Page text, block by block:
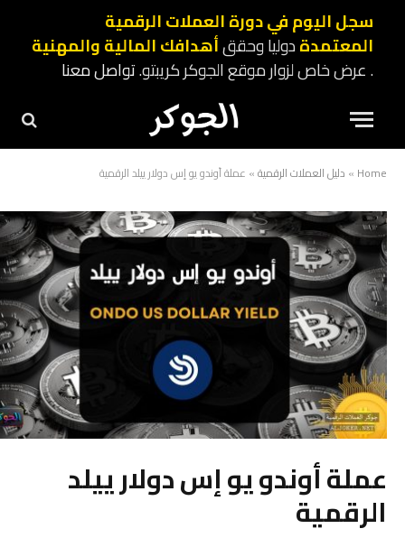
سجل اليوم في دورة العملات الرقمية
المعتمدةدوليا وحققأهدافك المالية والمهنية
. عرض خاص لزوار موقع الجوكر كريبتو.تواصل معنا
Home
» دليل العملات الرقمية» عملة أوندو يو إس دولار ييلد الرقمية
عملة أوندو يو إس دولار ييلد
الرقمية